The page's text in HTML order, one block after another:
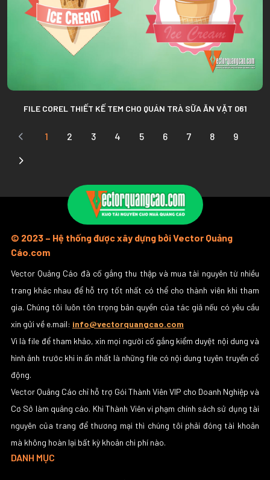
FILE COREL THIẾT KẾ TEM CHO QUÁN TRÀ SỮA ĂN VẶT 061
1 2 3 4 5 6 7 8 9
© 2023 – Hệ thống được xây dựng bởi Vector Quảng
Cáo.com
Vector Quảng Cáo đã cố gắng thu thập và mua tài nguyên từ nhiều
trang khác nhau để hỗ trợ tốt nhất có thể cho thành viên khi tham
gia. Chúng tôi luôn tôn trọng bản quyền của tác giả nếu có yêu cầu
xin gửi về e.mail: info@vectorquangcao.com
Vì là file để tham khảo, xin mọi người cố gắng kiểm duyệt nội dung và
hình ảnh trước khi in ấn nhất là những file có nội dung tuyên truyền cổ
động.
Vector Quảng Cáo chỉ hỗ trợ Gói Thành Viên VIP cho Doanh Nghiệp và
Cơ Sở làm quảng cáo. Khi Thành Viên vi phạm chính sách sử dụng tài
nguyên của trang để thương mại thì chúng tôi phải đóng tài khoản
mà không hoàn lại bất kỳ khoản chi phí nào.
DANH MỤC